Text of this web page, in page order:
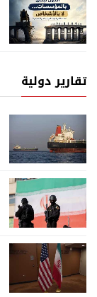
تقارير دولية